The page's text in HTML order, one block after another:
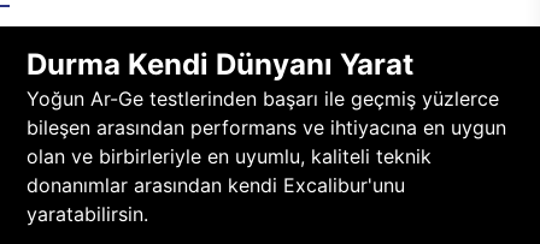
Durma Kendi Dünyanı Yarat
Yoğun Ar-Ge testlerinden başarı ile geçmiş yüzlerce
bileşen arasından performans ve ihtiyacına en uygun
olan ve birbirleriyle en uyumlu, kaliteli teknik
donanımlar arasından kendi Excalibur'unu
yaratabilirsin.